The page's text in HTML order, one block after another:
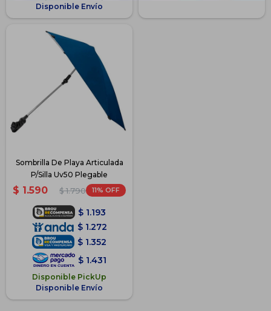
Disponible Envío
Sombrilla De Playa Articulada
P/Silla Uv50 Plegable
$ 1.590 $ 1.790 11
$ 1.193
$ 1.272
$ 1.352
$ 1.431
Disponible PickUp
Disponible Envío